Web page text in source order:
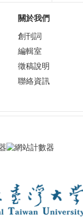
關於我們
創刊詞
編輯室
徵稿說明
聯絡資訊